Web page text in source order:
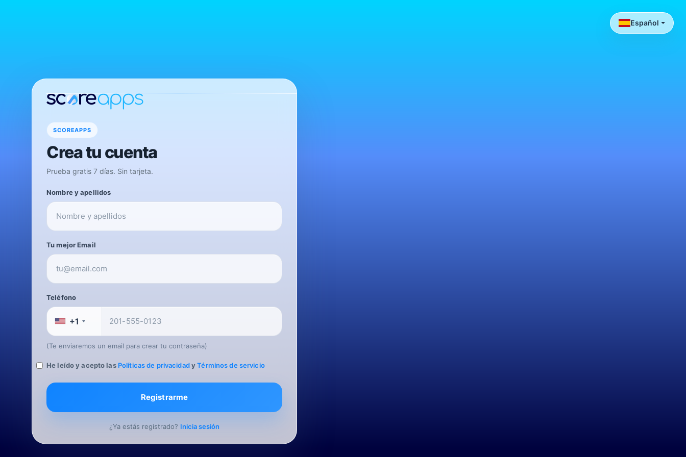
Español
SCOREAPPS
Crea tu cuenta
Prueba gratis 7 días. Sin tarjeta.
Nombre y apellidos
Tu mejor Email
Teléfono
+1
(Te enviaremos un email para crear tu contraseña)
He leído y acepto las Políticas de privacidadyTérminos de servicio
Registrarme
¿Ya estás registrado? Inicia sesión